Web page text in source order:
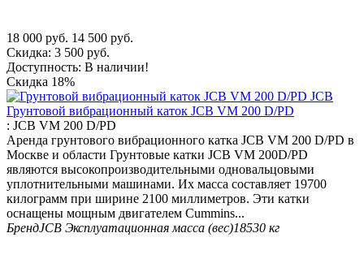
18 000 руб. 14 500 руб.
Скидка: 3 500 руб.
Доступность: В наличии!
Скидка 18%
Грунтовой вибрационный каток JCB VM 200 D/PD
: JCB VM 200 D/PD
Аренда грунтового вибрационного катка JCB VM 200 D/PD в
Москве и области Грунтовые катки JCB VM 200D/PD
являются высокопроизводительными одновальцовыми
уплотнительными машинами. Их масса составляет 19700
килограмм при ширине 2100 миллиметров. Эти катки
оснащены мощным двигателем Cummins...
БрендJCB Эксплуатационная масса (вес)18530 кг